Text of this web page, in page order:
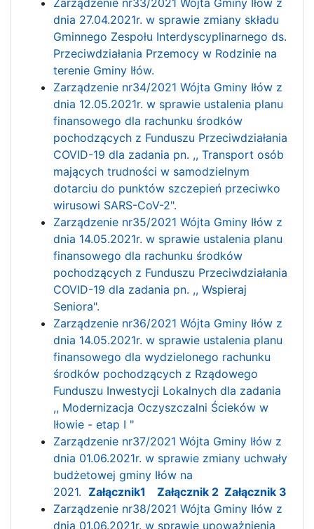
dnia 27.04.2021r. w sprawie zmiany składu
Gminnego Zespołu Interdyscyplinarnego ds.
Przeciwdziałania Przemocy w Rodzinie na
terenie Gminy Iłów.
Zarządzenie nr34/2021 Wójta Gminy Iłów z
dnia 12.05.2021r. w sprawie ustalenia planu
finansowego dla rachunku środków
pochodzących z Funduszu Przeciwdziałania
COVID-19 dla zadania pn. ,, Transport osób
mających trudności w samodzielnym
dotarciu do punktów szczepień przeciwko
wirusowi SARS-CoV-2".
Zarządzenie nr35/2021 Wójta Gminy Iłów z
dnia 14.05.2021r. w sprawie ustalenia planu
finansowego dla rachunku środków
pochodzących z Funduszu Przeciwdziałania
COVID-19 dla zadania pn. ,, Wspieraj
Seniora".
Zarządzenie nr36/2021 Wójta Gminy Iłów z
dnia 14.05.2021r. w sprawie ustalenia planu
finansowego dla wydzielonego rachunku
środków pochodzących z Rządowego
Funduszu Inwestycji Lokalnych dla zadania
,, Modernizacja Oczyszczalni Ścieków w
Iłowie - etap I "
Zarządzenie nr37/2021 Wójta Gminy Iłów z
dnia 01.06.2021r. w sprawie zmiany uchwały
budżetowej gminy Iłów na
2021. Załącznik1 Załącznik 2 Załącznik 3
Zarządzenie nr38/2021 Wójta Gminy Iłów z
dnia 01.06.2021r. w sprawie upoważnienia